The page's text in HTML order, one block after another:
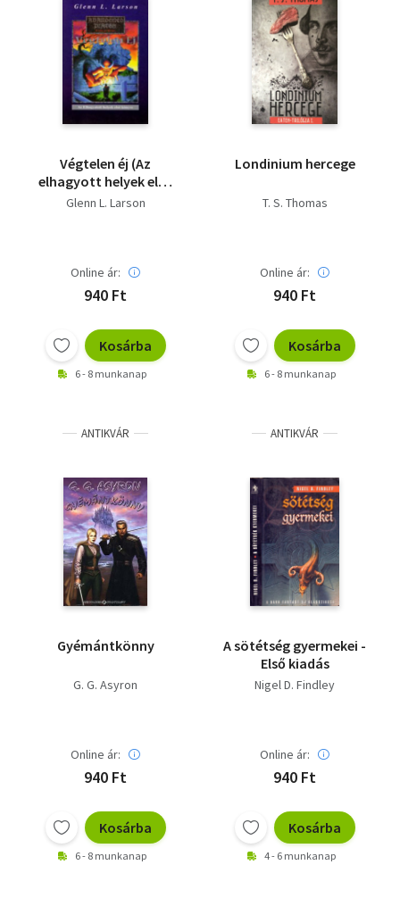
Végtelen éj (Az
elhagyott helyek első
könyve)
Glenn L. Larson
Online ár:
940 Ft
Kosárba
6 - 8 munkanap
Londinium hercege
T. S. Thomas
Online ár:
940 Ft
Kosárba
6 - 8 munkanap
ANTIKVÁR
Gyémántkönny
G. G. Asyron
Online ár:
940 Ft
Kosárba
6 - 8 munkanap
ANTIKVÁR
A sötétség gyermekei -
Első kiadás
Nigel D. Findley
Online ár:
940 Ft
Kosárba
4 - 6 munkanap